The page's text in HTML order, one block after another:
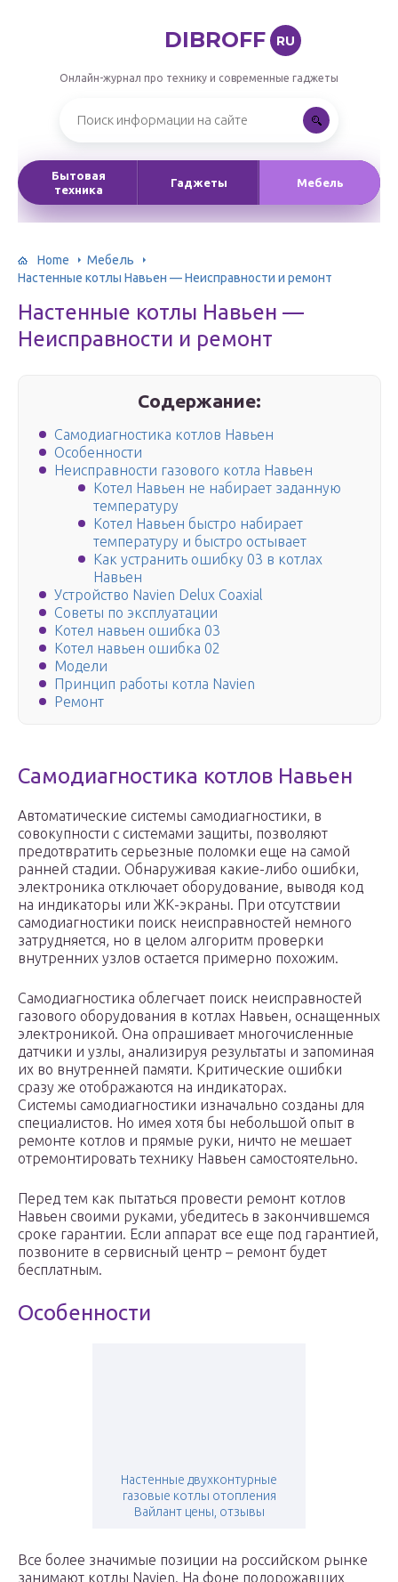
DIBROFF RU
Онлайн-журнал про технику и современные гаджеты
Бытовая
техника
Гаджеты Мебель
Home
Мебель
Настенные котлы Навьен — Неисправности и ремонт
Настенные котлы Навьен —
Неисправности и ремонт
Содержание:
Самодиагностика котлов Навьен
Особенности
Неисправности газового котла Навьен
Котел Навьен не набирает заданную
температуру
Котел Навьен быстро набирает
температуру и быстро остывает
Как устранить ошибку 03 в котлах
Навьен
Устройство Navien Delux Coaxial
Советы по эксплуатации
Котел навьен ошибка 03
Котел навьен ошибка 02
Модели
Принцип работы котла Navien
Ремонт
Самодиагностика котлов Навьен
Автоматические системы самодиагностики, в
совокупности с системами защиты, позволяют
предотвратить серьезные поломки еще на самой
ранней стадии. Обнаруживая какие-либо ошибки,
электроника отключает оборудование, выводя код
на индикаторы или ЖК-экраны. При отсутствии
самодиагностики поиск неисправностей немного
затрудняется, но в целом алгоритм проверки
внутренних узлов остается примерно похожим.
Самодиагностика облегчает поиск неисправностей
газового оборудования в котлах Навьен, оснащенных
электроникой. Она опрашивает многочисленные
датчики и узлы, анализируя результаты и запоминая
их во внутренней памяти. Критические ошибки
сразу же отображаются на индикаторах.
Системы самодиагностики изначально созданы для
специалистов. Но имея хотя бы небольшой опыт в
ремонте котлов и прямые руки, ничто не мешает
отремонтировать технику Навьен самостоятельно.
Перед тем как пытаться провести ремонт котлов
Навьен своими руками, убедитесь в закончившемся
сроке гарантии. Если аппарат все еще под гарантией,
позвоните в сервисный центр – ремонт будет
бесплатным.
Особенности
Настенные двухконтурные
газовые котлы отопления
Вайлант цены, отзывы
Все более значимые позиции на российском рынке
занимают котлы Navien. На фоне подорожавших